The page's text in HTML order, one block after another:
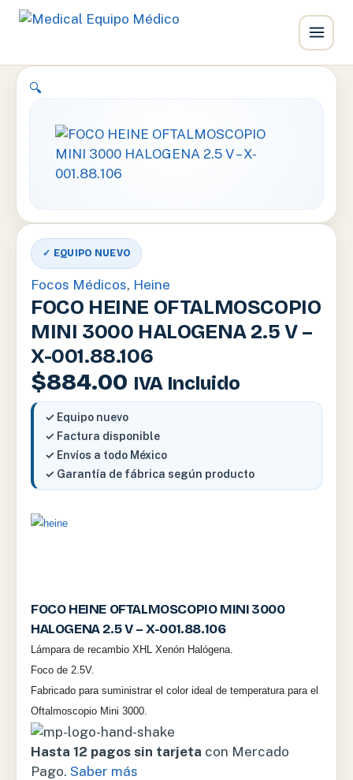
🔍
✓ EQUIPO NUEVO
Focos Médicos, Heine
FOCO HEINE OFTALMOSCOPIO
MINI 3000 HALOGENA 2.5 V –
X-001.88.106
$884.00 IVA Incluido
✓ Equipo nuevo
✓ Factura disponible
✓ Envíos a todo México
✓ Garantía de fábrica según producto
FOCO HEINE OFTALMOSCOPIO MINI 3000
HALOGENA 2.5 V – X-001.88.106
Lámpara de recambio XHL Xenón Halógena.
Foco de 2.5V.
Fabricado para suministrar el color ideal de temperatura para el
Oftalmoscopio Mini 3000.
Hasta 12 pagos sin tarjeta con Mercado
Pago. Saber más